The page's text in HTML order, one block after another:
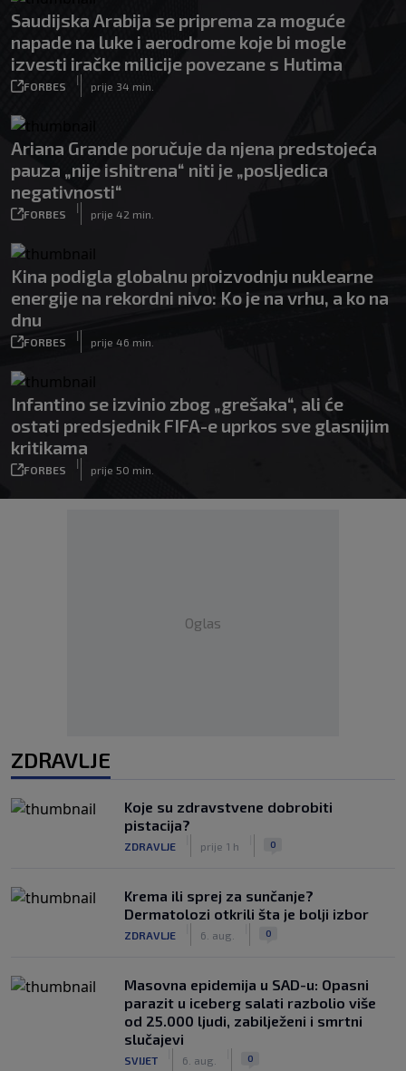
Saudijska Arabija se priprema za moguće
napade na luke i aerodrome koje bi mogle
izvesti iračke milicije povezane s Hutima
FORBES
|
prije 34 min.
Ariana Grande poručuje da njena predstojeća
pauza „nije ishitrena“ niti je „posljedica
negativnosti“
FORBES
|
prije 42 min.
Kina podigla globalnu proizvodnju nuklearne
energije na rekordni nivo: Ko je na vrhu, a ko na
dnu
FORBES
|
prije 46 min.
Infantino se izvinio zbog „grešaka“, ali će
ostati predsjednik FIFA-e uprkos sve glasnijim
kritikama
FORBES
|
prije 50 min.
Oglas
ZDRAVLJE
Koje su zdravstvene dobrobiti
pistacija?
ZDRAVLJE prije 1 h 0
Krema ili sprej za sunčanje?
Dermatolozi otkrili šta je bolji izbor
ZDRAVLJE 6. aug. 0
Masovna epidemija u SAD-u: Opasni
parazit u iceberg salati razbolio više
od 25.000 ljudi, zabilježeni i smrtni
slučajevi
SVIJET 6. aug. 0